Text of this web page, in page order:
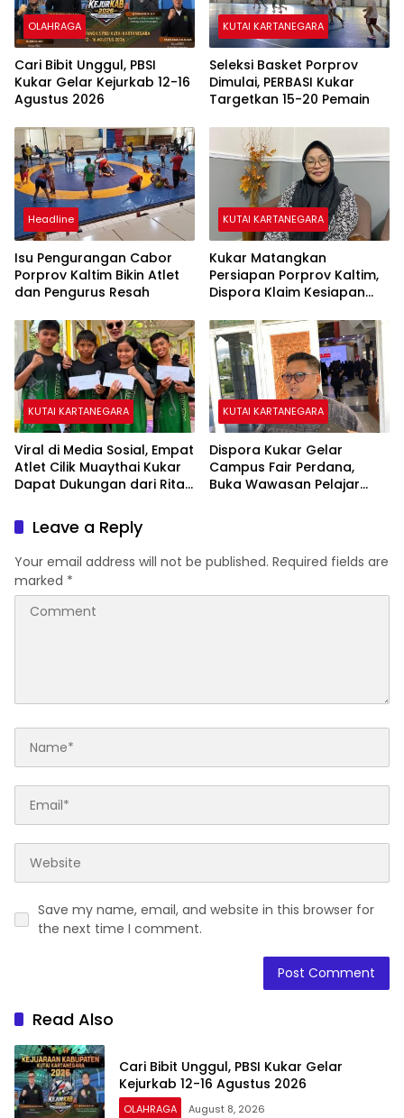
OLAHRAGA
Cari Bibit Unggul, PBSI
Kukar Gelar Kejurkab 12-16
Agustus 2026
KUTAI KARTANEGARA
Seleksi Basket Porprov
Dimulai, PERBASI Kukar
Targetkan 15-20 Pemain
Headline
Isu Pengurangan Cabor
Porprov Kaltim Bikin Atlet
dan Pengurus Resah
KUTAI KARTANEGARA
Kukar Matangkan
Persiapan Porprov Kaltim,
Dispora Klaim Kesiapan
KUTAI KARTANEGARA
Viral di Media Sosial, Empat
Atlet Cilik Muaythai Kukar
Dapat Dukungan dari Rita
KUTAI KARTANEGARA
Dispora Kukar Gelar
Campus Fair Perdana,
Buka Wawasan Pelajar
Leave a Reply
Your email address will not be published. Required fields are
marked *
Save my name, email, and website in this browser for
the next time I comment.
Read Also
Cari Bibit Unggul, PBSI Kukar Gelar
Kejurkab 12-16 Agustus 2026
OLAHRAGA August 8, 2026